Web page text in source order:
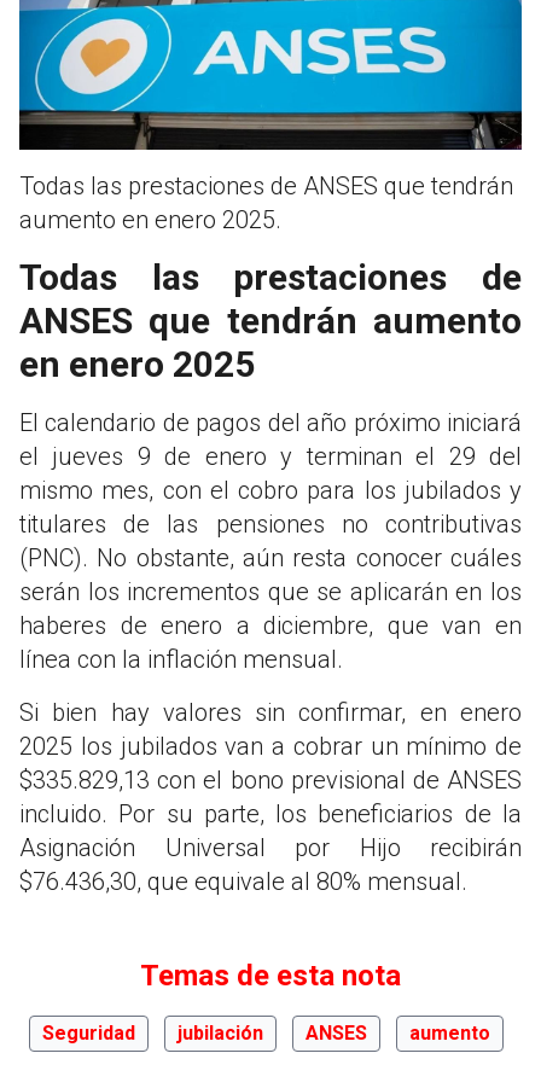
Todas las prestaciones de ANSES que tendrán
aumento en enero 2025.
Todas las prestaciones de
ANSES que tendrán aumento
en enero 2025
El calendario de pagos del año próximo iniciará
el jueves 9 de enero y terminan el 29 del
mismo mes, con el cobro para los jubilados y
titulares de las pensiones no contributivas
(PNC). No obstante, aún resta conocer cuáles
serán los incrementos que se aplicarán en los
haberes de enero a diciembre, que van en
línea con la inflación mensual.
Si bien hay valores sin confirmar, en enero
2025 los jubilados van a cobrar un mínimo de
$335.829,13 con el bono previsional de ANSES
incluido. Por su parte, los beneficiarios de la
Asignación Universal por Hijo recibirán
$76.436,30, que equivale al 80% mensual.
Temas de esta nota
Seguridad jubilación ANSES aumento